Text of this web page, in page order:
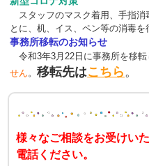
スタッフのマスク着用、手指消
とに、机、イス、ペン等の消毒を
事務所移転のお知らせ
令和3年3月22日に事務所を移転
せん。移転先はこちら。
様々なご相談をお受けい
電話ください。